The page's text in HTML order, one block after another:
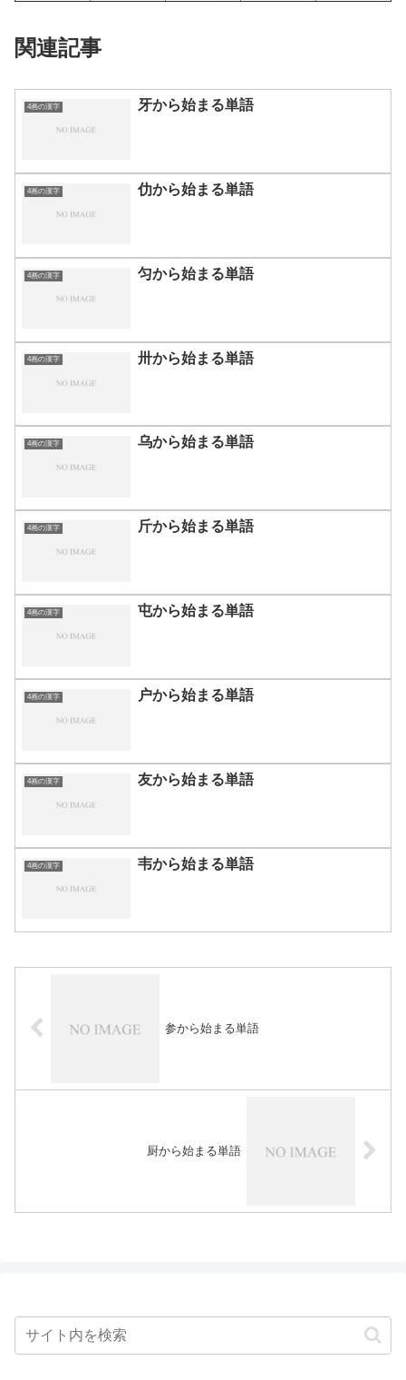
関連記事
4画の漢字 牙から始まる単語
4画の漢字 仂から始まる単語
4画の漢字 匀から始まる単語
4画の漢字 卅から始まる単語
4画の漢字 乌から始まる単語
4画の漢字 斤から始まる単語
4画の漢字 屯から始まる単語
4画の漢字 户から始まる単語
4画の漢字 友から始まる単語
4画の漢字 韦から始まる単語
参から始まる単語
厨から始まる単語